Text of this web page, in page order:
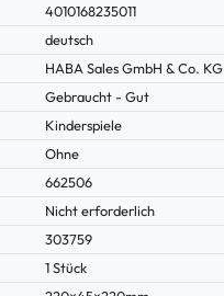
4010168235011
deutsch
HABA Sales GmbH & Co. KG
Gebraucht - Gut
Kinderspiele
Ohne
662506
Nicht erforderlich
303759
1 Stück